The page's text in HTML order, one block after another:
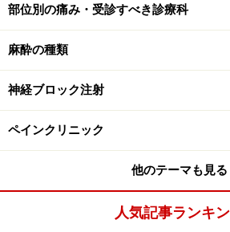
気漏れを防ぐ目的で、先端に小さ
口を大きく広げてみても、喉の奥
照らしながら、気管内挿管チューブ
部位別の痛み・受診すべき診療科
麻酔の種類
神経ブロック注射
ペインクリニック
他のテーマも見る
人気記事ランキ